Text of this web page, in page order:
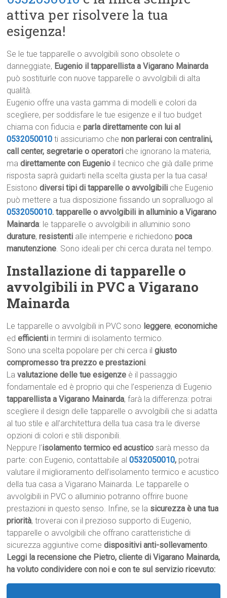
attiva per risolvere la tua
esigenza!
Se le tue tapparelle o avvolgibili sono obsolete o
danneggiate, Eugenio il tapparellista a Vigarano Mainarda
può sostituirle con nuove tapparelle o avvolgibili di alta
qualità.
Eugenio offre una vasta gamma di modelli e colori da
scegliere, per soddisfare le tue esigenze e il tuo budget
chiama con fiducia eparla direttamente con lui al
0532050010 ti assicuriamo chenon parlerai con centralini,
call center, segretarie o operatori che ignorano la materia,
madirettamente con Eugenio il tecnico che già dalle prime
risposta saprà guidarti nella scelta giusta per la tua casa!
Esistonodiversi tipi di tapparelle o avvolgibili che Eugenio
può mettere a tua disposizione fissando un sopralluogo al
0532050010. tapparelle o avvolgibili in alluminio a Vigarano
Mainarda: le tapparelle o avvolgibili in alluminio sono
durature,resistenti alle intemperie e richiedonopoca
manutenzione. Sono ideali per chi cerca durata nel tempo.
Installazione di tapparelle o
avvolgibili in PVC a Vigarano
Mainarda
Le tapparelle o avvolgibili in PVC sono leggere,economiche
edefficienti in termini di isolamento termico.
Sono una scelta popolare per chi cerca ilgiusto
compromesso tra prezzo e prestazioni.
Lavalutazione delle tue esigenze è il passaggio
fondamentale ed è proprio qui che l’esperienza di Eugenio
tapparellista a Vigarano Mainarda, farà la differenza: potrai
scegliere il design delle tapparelle o avvolgibili che si adatta
al tuo stile e all’architettura della tua casa tra le diverse
opzioni di colori e stili disponibili.
Neppure l’isolamento termico ed acustico sarà messo da
parte: con Eugenio, contattabile al0532050010, potrai
valutare il miglioramento dell’isolamento termico e acustico
della tua casa a Vigarano Mainarda. Le tapparelle o
avvolgibili in PVC o alluminio potranno offrire buone
prestazioni in questo senso. Infine, se la sicurezza è una tua
priorità, troverai con il prezioso supporto di Eugenio,
tapparelle o avvolgibili che offrano caratteristiche di
sicurezza aggiuntive comedispositivi anti-sollevamento.
Leggi la recensione che Pietro, cliente di Vigarano Mainarda,
ha voluto condividere con noi e con te sul servizio ricevuto: